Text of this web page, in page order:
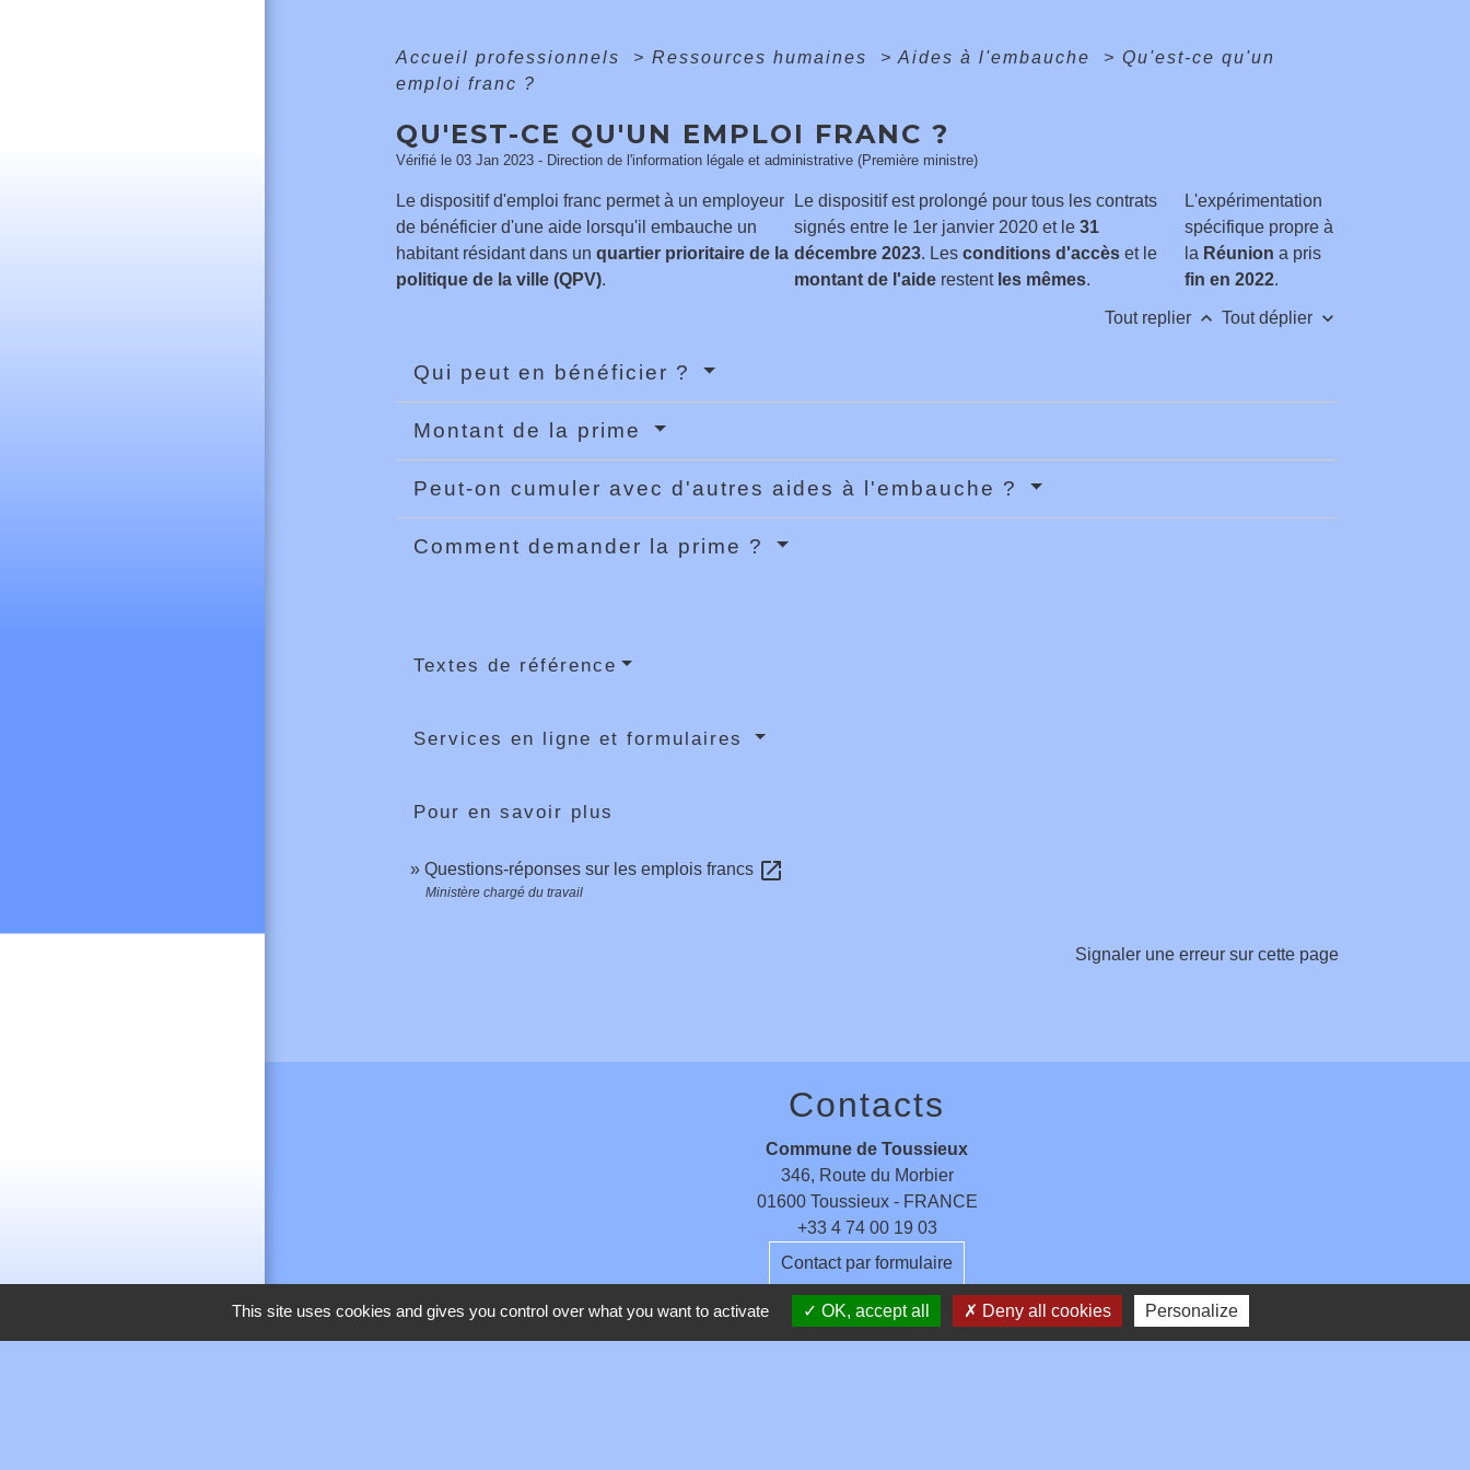
Accueil professionnels > Ressources humaines > Aides à l'embauche > Qu'est-ce qu'un
emploi franc ?
QU'EST-CE QU'UN EMPLOI FRANC ?
Vérifié le 03 Jan 2023 - Direction de l'information légale et administrative (Première ministre)
Le dispositif d'emploi franc permet à un employeur
de bénéficier d'une aide lorsqu'il embauche un
habitant résidant dans un quartier prioritaire de la
politique de la ville (QPV).
Le dispositif est prolongé pour tous les contrats
signés entre le 1erjanvier 2020 et le 31
décembre 2023. Les conditions d'accèset le
montant de l'aiderestent les mêmes.
L'expérimentation
spécifique propre à
la Réunion a pris
fin en 2022.
Tout replier keyboard_arrow_up Tout déplier keyboard_arrow_down
Qui peut en bénéficier ?
Montant de la prime
Peut-on cumuler avec d'autres aides à l'embauche ?
Comment demander la prime ?
Textes de référence
Services en ligne et formulaires
Pour en savoir plus
Questions-réponses sur les emplois francs open_in_new
Ministère chargé du travail
Signaler une erreur sur cette page
Contacts
Commune de Toussieux
346, Route du Morbier
01600 Toussieux - FRANCE
+33 4 74 00 19 03
Contact par formulaire
This site uses cookies and gives you control over what you want to activate OK, accept all Deny all cookies Personalize